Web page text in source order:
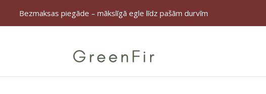
Bezmaksas piegāde – mākslīgā egle līdz pašām durvīm